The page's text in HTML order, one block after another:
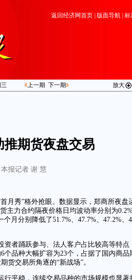
返回经济网首页| 版面导航| 标
三 上一期 下一期 放大
推期货夜盘交易
本报记者 谢 慧
月秀”格外抢眼。数据显示，郑商所夜盘
主力合约隔夜价格日均波动率分别为0.2%
月分别降低了51.7%、47.7%、47.2%、
资者踊跃参与、法人客户占比较高等特点
个品种大幅扩容为23个，占据了国内商品
货交易所角逐的“新战场”。
行平稳，连续交易品种的市场规模也显著